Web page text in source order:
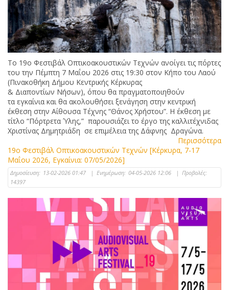
Το 19ο Φεστιβάλ Οπτικοακουστικών Τεχνών ανοίγει τις πόρτες
του την Πέμπτη 7 Μαΐου 2026 στις 19:30 στον Κήπο του Λαού
(Πινακοθήκη Δήμου Κεντρικής Κέρκυρας
& Διαποντίων Νήσων), όπου θα πραγματοποιηθούν
τα εγκαίνια και θα ακολουθήσει ξενάγηση στην κεντρική
έκθεση στην Αίθουσα Τέχνης “Θάνος Χρήστου”. Η έκθεση με
τίτλο “Πόρτρετα Ύλης,” παρουσιάζει το έργο της καλλιτέχνιδας
Χριστίνας Δημητριάδη σε επιμέλεια της Δάφνης Δραγώνα.
Περισσότερα
19ο Φεστιβάλ Οπτικοακουστικών Τεχνών [Κέρκυρα, 7-17
Μαΐου 2026, Εγκαίνια: 07/05/2026]
Δημοσίευση: 13-02-2026 01:47 | Ενημέρωση: 04-05-2026 12:06 | Προβολές:
14397